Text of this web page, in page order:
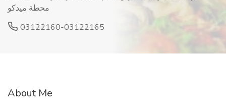
محطة ميدكو
03122160-03122165
About Me